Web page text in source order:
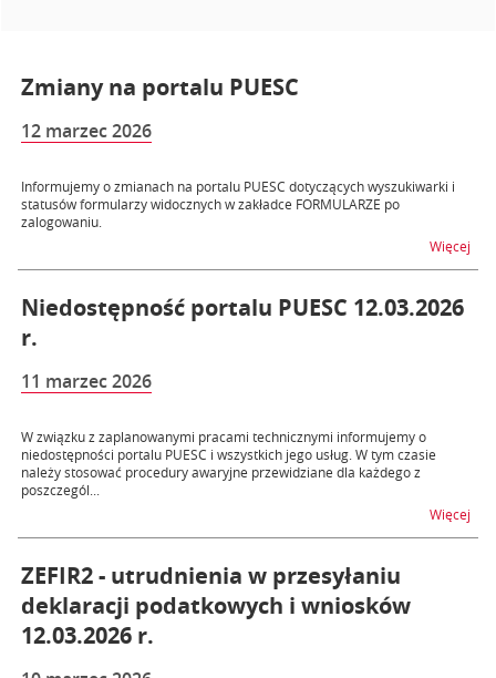
Zmiany na portalu PUESC
12 marzec 2026
Informujemy o zmianach na portalu PUESC dotyczących wyszukiwarki i
statusów formularzy widocznych w zakładce FORMULARZE po
zalogowaniu.
Więcej
Niedostępność portalu PUESC 12.03.2026
r.
11 marzec 2026
W związku z zaplanowanymi pracami technicznymi informujemy o
niedostępności portalu PUESC i wszystkich jego usług. W tym czasie
należy stosować procedury awaryjne przewidziane dla każdego z
poszczegól...
Więcej
ZEFIR2 - utrudnienia w przesyłaniu
deklaracji podatkowych i wniosków
12.03.2026 r.